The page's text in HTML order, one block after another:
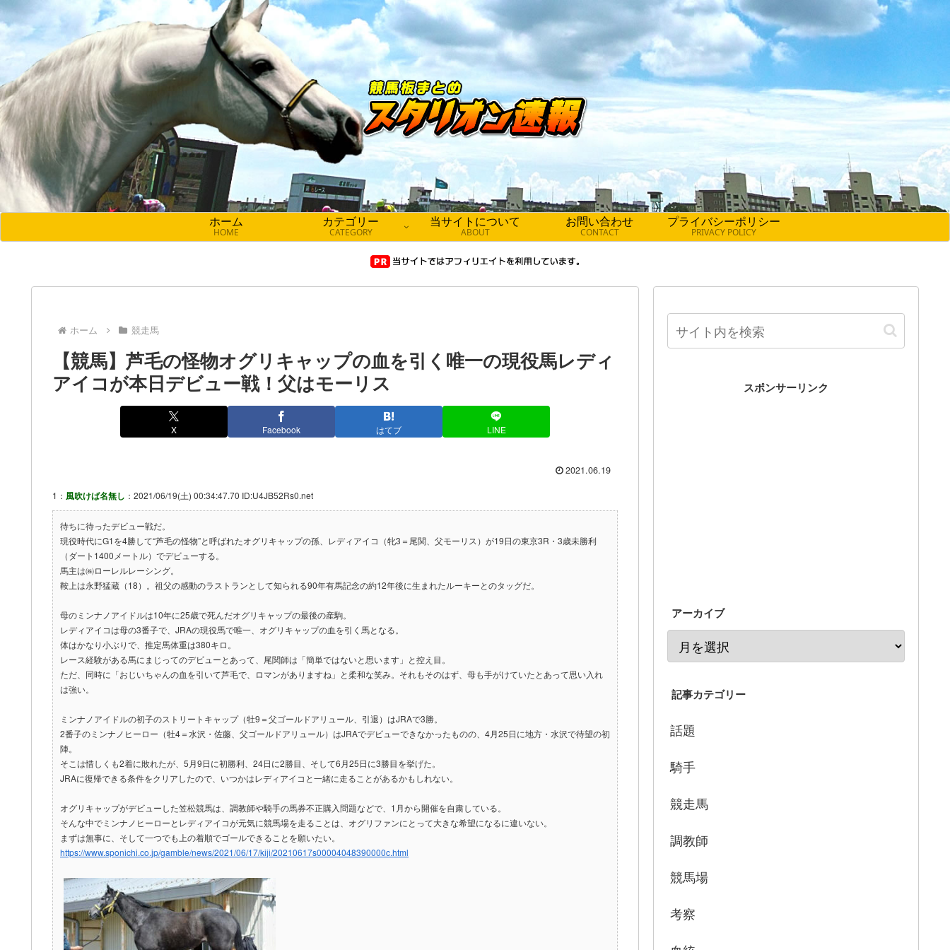
ホーム
HOME
カテゴリー
CATEGORY
当サイトについて
ABOUT
お問い合わせ
CONTACT
プライバシーポリシー
PRIVACY POLICY
ホーム 競走馬
【競馬】芦毛の怪物オグリキャップの血を引く唯一の現役馬レディ
アイコが本日デビュー戦！父はモーリス
X Facebook はてブ LINE
2021.06.19
1： 風吹けば名無し ：2021/06/19(土) 00:34:47.70 ID:U4JB52Rs0.net
待ちに待ったデビュー戦だ。
現役時代にG1を4勝して“芦毛の怪物”と呼ばれたオグリキャップの孫、レディアイコ（牝3＝尾関、父モーリス）が19日の東京3R・3歳未勝利
（ダート1400メートル）でデビューする。
馬主は㈱ローレルレーシング。
鞍上は永野猛蔵（18）。祖父の感動のラストランとして知られる90年有馬記念の約12年後に生まれたルーキーとのタッグだ。
母のミンナノアイドルは10年に25歳で死んだオグリキャップの最後の産駒。
レディアイコは母の3番子で、JRAの現役馬で唯一、オグリキャップの血を引く馬となる。
体はかなり小ぶりで、推定馬体重は380キロ。
レース経験がある馬にまじってのデビューとあって、尾関師は「簡単ではないと思います」と控え目。
ただ、同時に「おじいちゃんの血を引いて芦毛で、ロマンがありますね」と柔和な笑み。それもそのはず、母も手がけていたとあって思い入れ
は強い。
ミンナノアイドルの初子のストリートキャップ（牡9＝父ゴールドアリュール、引退）はJRAで3勝。
2番子のミンナノヒーロー（牡4＝水沢・佐藤、父ゴールドアリュール）はJRAでデビューできなかったものの、4月25日に地方・水沢で待望の初
陣。
そこは惜しくも2着に敗れたが、5月9日に初勝利、24日に2勝目、そして6月25日に3勝目を挙げた。
JRAに復帰できる条件をクリアしたので、いつかはレディアイコと一緒に走ることがあるかもしれない。
オグリキャップがデビューした笠松競馬は、調教師や騎手の馬券不正購入問題などで、1月から開催を自粛している。
そんな中でミンナノヒーローとレディアイコが元気に競馬場を走ることは、オグリファンにとって大きな希望になるに違いない。
まずは無事に、そして一つでも上の着順でゴールできることを願いたい。
https://www.sponichi.co.jp/gamble/news/2021/06/17/kiji/20210617s00004048390000c.html
スポンサーリンク
アーカイブ
記事カテゴリー
話題
騎手
競走馬
調教師
競馬場
考察